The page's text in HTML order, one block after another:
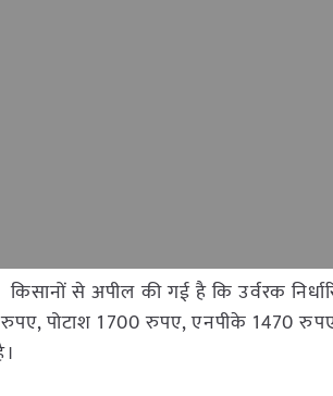
से अपील की गई है कि उर्वरक
रुपए, पोटाश 1700 रुपए, एनपीके 1470